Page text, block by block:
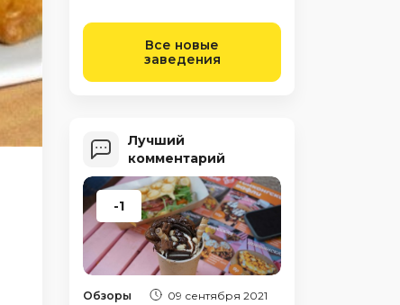
Все новые
заведения
Лучший
комментарий
-1
Обзоры 09 сентября 2021